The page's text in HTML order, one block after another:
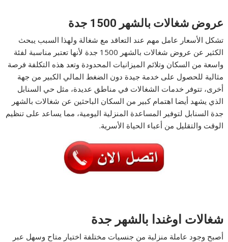
عروض شغالات بالشهر 1500 جدة
تشكل الأسعار عامل مهم عند التعاقد مع شغالة ولهذا السبب يبحث
الكثير عن عروض شغالات بالشهر 1500 جدة لأنها تعتبر مناسبة لفئة
واسعة من السكان وتلائم الميزانيات المحدودة وتعد هذه التكلفة فرصة
مثالية للحصول على خدمة جيدة دون الضغط المالي الكبير من جهة
أخرى، تتوفر خدمات الشغالات في مناطق عديدة، مثل حي السنابل
الذي يشهد أيضا اهتمام كبير من السكان الباحثين عن شغالات بالشهر
جدة السنابل لتوفير المساعدة المنزلية اليومية، مما يساعد على تنظيم
الوقت والتقليل من أعباء الحياة الأسرية.
شغالات اوغندا بالشهر جدة
أصبح وجود عاملة منزلية من جنسيات مختلفة اختيار متاح وسهل عبر